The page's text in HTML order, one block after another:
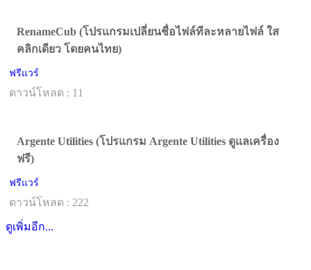
RenameCub (โปรแกรมเปลี่ยนชื่อไฟล์ทีละหลายไฟล์ ใส
คลิกเดียว โดยคนไทย)
ฟรีแวร์
ดาวน์โหลด : 11
Argente Utilities (โปรแกรม Argente Utilities ดูแลเครื่อง
ฟรี)
ฟรีแวร์
ดาวน์โหลด : 222
ดูเพิ่มอีก...